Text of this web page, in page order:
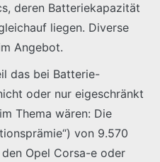
deren Batteriekapazität
liegen. Diverse
Angebot.
das bei Batterie-
oder nur eigeschränkt
Thema wären: Die
von 9.570
Opel Corsa-e oder